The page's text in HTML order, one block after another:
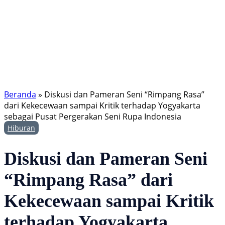
Beranda » Diskusi dan Pameran Seni “Rimpang Rasa”
dari Kekecewaan sampai Kritik terhadap Yogyakarta
sebagai Pusat Pergerakan Seni Rupa Indonesia
Hiburan
Diskusi dan Pameran Seni
“Rimpang Rasa” dari
Kekecewaan sampai Kritik